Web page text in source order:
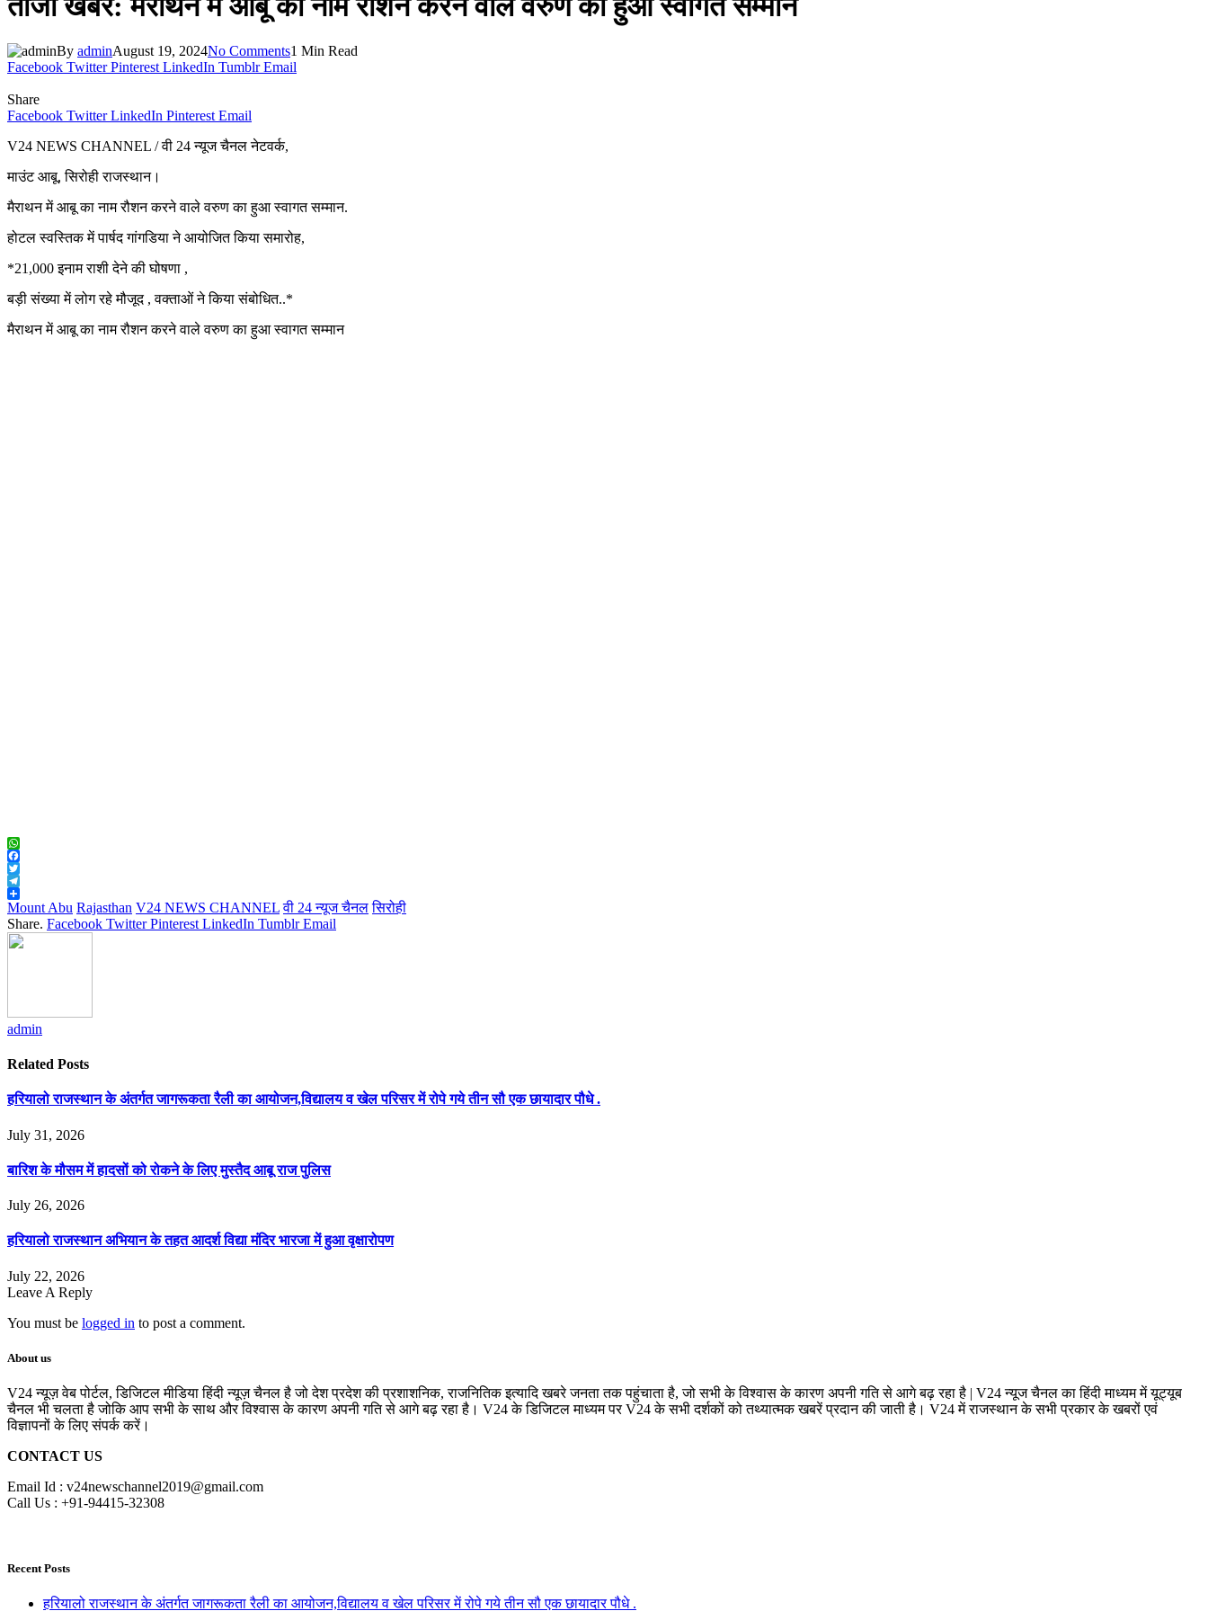
ताजा खबर: मैराथन में आबू का नाम रौशन करने वाले वरुण का हुआ स्वागत सम्मान
By adminAugust 19, 2024No Comments1 Min Read
Facebook Twitter Pinterest LinkedIn Tumblr Email
Share
Facebook Twitter LinkedIn Pinterest Email
V24 NEWS CHANNEL / वी 24 न्यूज चैनल नेटवर्क,
माउंट आबू, सिरोही राजस्थान।
मैराथन में आबू का नाम रौशन करने वाले वरुण का हुआ स्वागत सम्मान.
होटल स्वस्तिक में पार्षद गांगडिया ने आयोजित किया समारोह,
*21,000 इनाम राशी देने की घोषणा ,
बड़ी संख्या में लोग रहे मौजूद , वक्ताओं ने किया संबोधित..*
मैराथन में आबू का नाम रौशन करने वाले वरुण का हुआ स्वागत सम्मान
WhatsApp
Facebook
Twitter
Telegram
Share
Mount Abu Rajasthan V24 NEWS CHANNEL वी 24 न्यूज चैनल सिरोही
Share. Facebook Twitter Pinterest LinkedIn Tumblr Email
admin
Related Posts
हरियालो राजस्थान के अंतर्गत जागरूकता रैली का आयोजन,विद्यालय व खेल परिसर में रोपे गये तीन सौ एक छायादार पौधे .
July 31, 2026
बारिश के मौसम में हादसों को रोकने के लिए मुस्तैद आबू राज पुलिस
July 26, 2026
हरियालो राजस्थान अभियान के तहत आदर्श विद्या मंदिर भारजा में हुआ वृक्षारोपण
July 22, 2026
Leave A Reply
You must be logged in to post a comment.
About us
V24 न्यूज़ वेब पोर्टल, डिजिटल मीडिया हिंदी न्यूज़ चैनल है जो देश प्रदेश की प्रशाशनिक, राजनितिक इत्यादि खबरे जनता तक पहुंचाता है, जो सभी के विश्वास के कारण अपनी गति से आगे बढ़ रहा है | V24 न्यूज चैनल का हिंदी माध्यम में यूट्यूब
चैनल भी चलता है जोकि आप सभी के साथ और विश्वास के कारण अपनी गति से आगे बढ़ रहा है। V24 के डिजिटल माध्यम पर V24 के सभी दर्शकों को तथ्यात्मक खबरें प्रदान की जाती है। V24 में राजस्थान के सभी प्रकार के खबरों एवं
विज्ञापनों के लिए संपर्क करें।
CONTACT US
Email Id : v24newschannel2019@gmail.com
Call Us : +91-94415-32308
Recent Posts
हरियालो राजस्थान के अंतर्गत जागरूकता रैली का आयोजन,विद्यालय व खेल परिसर में रोपे गये तीन सौ एक छायादार पौधे .